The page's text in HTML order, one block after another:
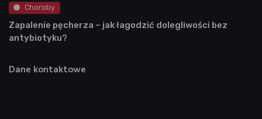
Choroby
Zapalenie pęcherza – jak łagodzić dolegliwości bez
antybiotyku?
Dane kontaktowe